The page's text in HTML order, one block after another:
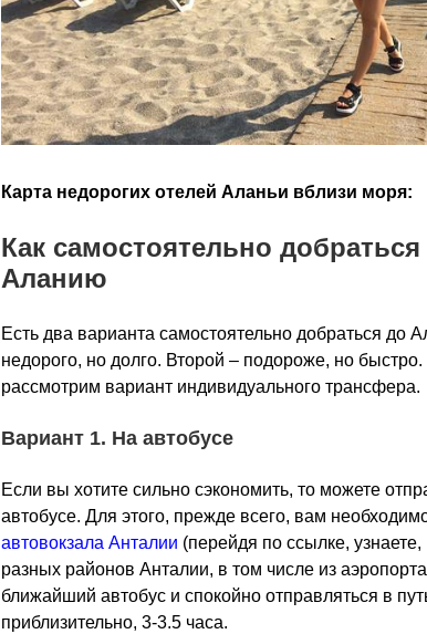
Карта недорогих отелей Аланьи вблизи моря:
Как самостоятельно
Аланию
Есть два варианта самостоятельно добраться до
недорого, но долго. Второй – подороже, но
рассмотрим вариант индивидуального трансфера.
Вариант 1. На автобусе
Если вы хотите сильно сэкономить, то можете
автобусе. Для этого, прежде всего, вам
автовокзала Анталии (перейдя по ссылке, узнаете,
разных районов Анталии, в том числе из
ближайший автобус и спокойно отправляться в
приблизительно, 3-3.5 часа.